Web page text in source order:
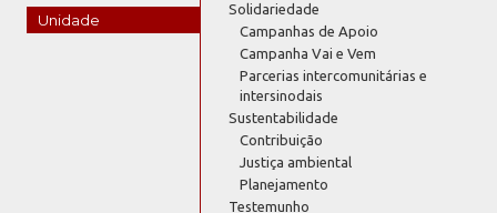
Unidade
Solidariedade
Campanhas de Apoio
Campanha Vai e Vem
Parcerias intercomunitárias e
intersinodais
Sustentabilidade
Contribuição
Justiça ambiental
Planejamento
Testemunho